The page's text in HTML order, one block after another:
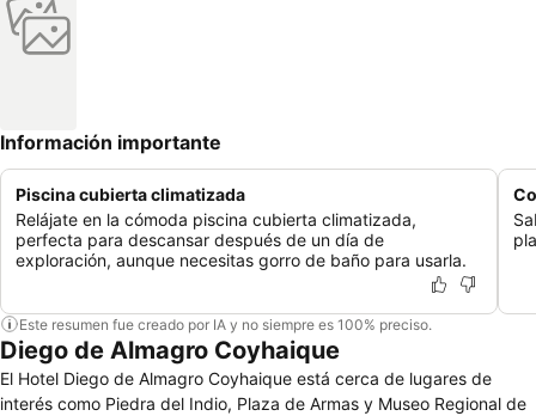
Información importante
Piscina cubierta climatizada
Relájate en la cómoda piscina cubierta climatizada,
perfecta para descansar después de un día de
exploración, aunque necesitas gorro de baño para usarla.
Este resumen fue creado por IA y no siempre es 100% preciso.
Diego de Almagro Coyhaique
El Hotel Diego de Almagro Coyhaique está cerca de lugares de
interés como Piedra del Indio, Plaza de Armas y Museo Regional de